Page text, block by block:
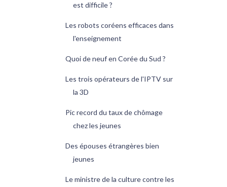
est difficile ?
Les robots coréens efficaces dans
l'enseignement
Quoi de neuf en Corée du Sud ?
Les trois opérateurs de l'IPTV sur
la 3D
Pic record du taux de chômage
chez les jeunes
Des épouses étrangères bien
jeunes
Le ministre de la culture contre les